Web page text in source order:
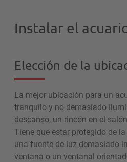
Instalar el
Elección de la
La mejor ubicación para un
tranquilo y no demasiado
descanso, un rincón en el
Tiene que estar protegido de
una fuente de luz demasiado
ventana o un ventanal